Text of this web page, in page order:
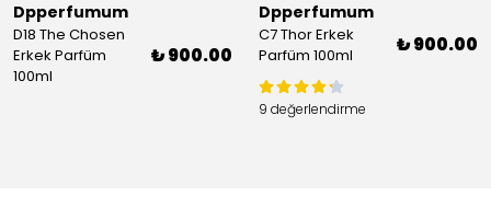
Dpperfumum
D18 The Chosen
Erkek Parfüm
100ml
₺ 900.00
Dpperfumum
C7 Thor Erkek
Parfüm 100ml
₺ 900.00
9 değerlendirme